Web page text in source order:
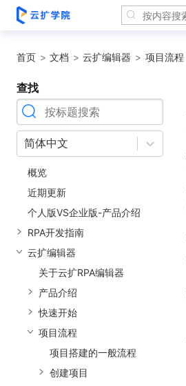
首页 文档 云扩编辑器 项目流程
查找
简体中文
概览
近期更新
个人版VS企业版-产品介绍
RPA开发指南
云扩编辑器
关于云扩RPA编辑器
产品介绍
快速开始
项目流程
项目搭建的一般流程
创建项目